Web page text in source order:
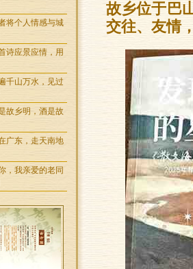
将个人情感与城
诗应景应情，用
千山万水，见过
故乡明，酒是故
广东，走天南地
，我亲爱的老同
故乡位于巴
交往、友情